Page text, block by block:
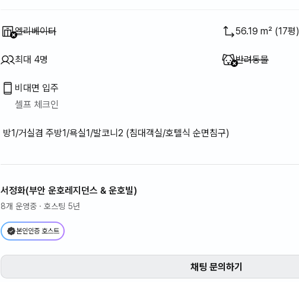
이용 불가:
엘리베이터 56.19 m² (17평)
최대 4명 이용 불가
반려동물
비대면 입주
셀프 체크인
방1/거실겸 주방1/욕실1/발코니2 (침대객실/호텔식 순면침구)
서정화(부안 운호레지던스 & 운호빌)
8개 운영중 · 호스팅 5년
본인인증 호스트
채팅 문의하기